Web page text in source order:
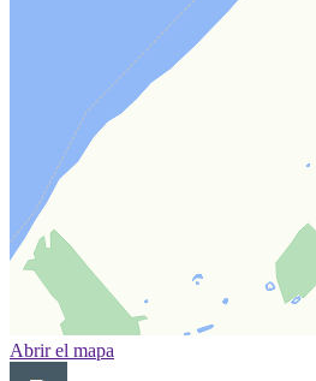
Abrir el mapa